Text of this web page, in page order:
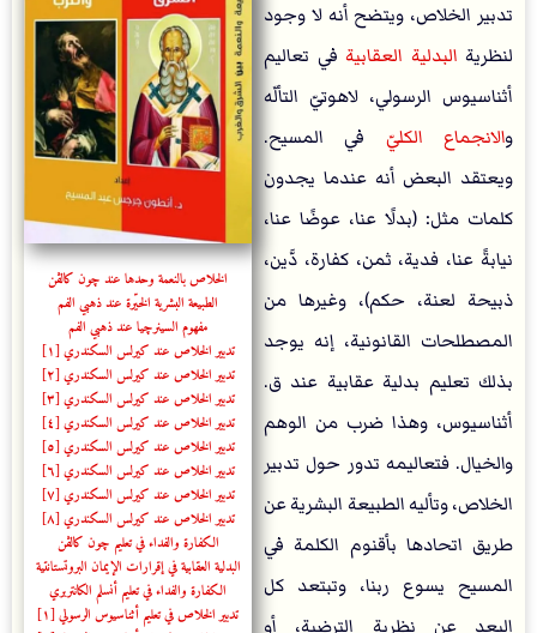
الخلاص بالنعمة وحدها عند چون كالڤن
الطبيعة البشرية الخيّرة عند ذهبي الفم
مفهوم السينرچيا عند ذهبي الفم
تدبير الخلاص عند كيرلس السكندري [١]
تدبير الخلاص عند كيرلس السكندري [۲]
تدبير الخلاص عند كيرلس السكندري [٣]
تدبير الخلاص عند كيرلس السكندري [٤]
تدبير الخلاص عند كيرلس السكندري [٥]
تدبير الخلاص عند كيرلس السكندري [٦]
تدبير الخلاص عند كيرلس السكندري [٧]
تدبير الخلاص عند كيرلس السكندري [٨]
الكفارة والفداء في تعليم چون كالڤن
البدلية العقابية في إقرارات الإيمان البروتستانتية
الكفارة والفداء في تعليم أنسلم الكانتربري
تدبير الخلاص في تعليم أثناسيوس الرسولي [١]
تدبير الخلاص، ويتضح أنه لا وجود
لنظرية البدلية العقابية في تعاليم
أثناسيوس الرسولي، لاهوتيّ التألّه
والانجماع الكلي ّ في المسيح.
ويعتقد البعض أنه عندما يجدون
كلمات مثل: (بدلًا عنا، عوضًا عنا،
نيابةً عنا، فدية، ثمن، كفارة، دَّين،
ذبيحة لعنة، حكم)، وغيرها من
المصطلحات القانونية، إنه يوجد
بذلك تعليم بدلية عقابية عند ق.
أثناسيوس، وهذا ضرب من الوهم
والخيال. فتعاليمه تدور حول تدبير
الخلاص، وتأليه الطبيعة البشرية عن
طريق اتحادها بأقنوم الكلمة في
المسيح يسوع ربنا، وتبتعد كل
البعد عن نظرية الترضية، أو